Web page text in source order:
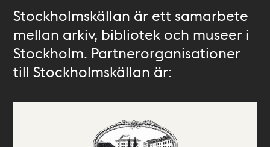
Stockholmskällan är ett samarbete
mellan arkiv, bibliotek och museer i
Stockholm. Partnerorganisationer
till Stockholmskällan är: